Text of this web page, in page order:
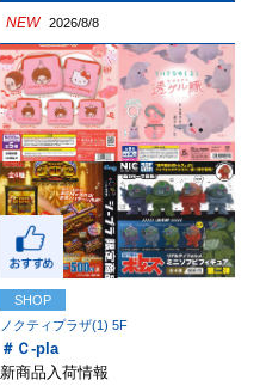
NEW 2026/8/8
SHOP
ノクティプラザ(1) 5F
＃Ｃ-pla
新商品入荷情報